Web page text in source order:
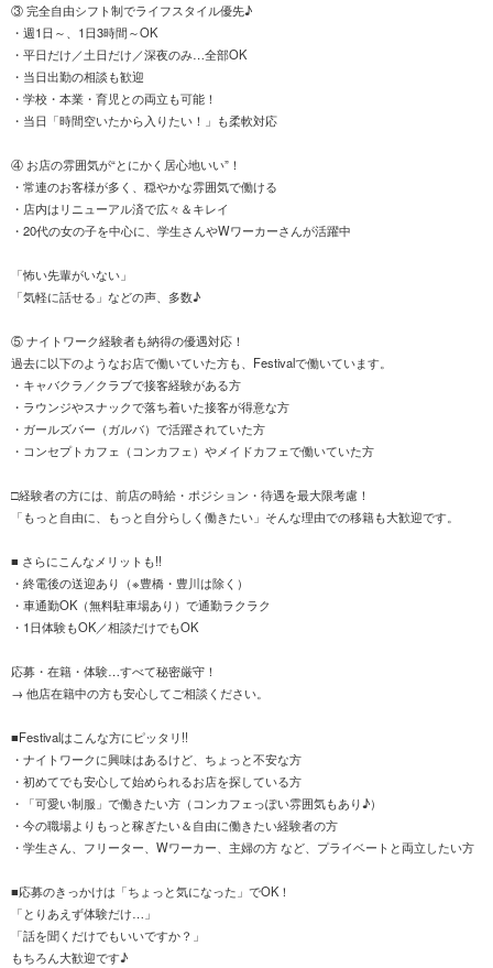
③ 完全自由シフト制でライフスタイル優先♪
・週1日～、1日3時間～OK
・平日だけ／土日だけ／深夜のみ…全部OK
・当日出勤の相談も歓迎
・学校・本業・育児との両立も可能！
・当日「時間空いたから入りたい！」も柔軟対応
④ お店の雰囲気が“とにかく居心地いい”！
・常連のお客様が多く、穏やかな雰囲気で働ける
・店内はリニューアル済で広々＆キレイ
・20代の女の子を中心に、学生さんやWワーカーさんが活躍中
「怖い先輩がいない」
「気軽に話せる」などの声、多数♪
⑤ ナイトワーク経験者も納得の優遇対応！
過去に以下のようなお店で働いていた方も、Festivalで働いています。
・キャバクラ／クラブで接客経験がある方
・ラウンジやスナックで落ち着いた接客が得意な方
・ガールズバー（ガルバ）で活躍されていた方
・コンセプトカフェ（コンカフェ）やメイドカフェで働いていた方
□経験者の方には、前店の時給・ポジション・待遇を最大限考慮！
「もっと自由に、もっと自分らしく働きたい」そんな理由での移籍も大歓迎です。
■ さらにこんなメリットも!!
・終電後の送迎あり（※豊橋・豊川は除く）
・車通勤OK（無料駐車場あり）で通勤ラクラク
・1日体験もOK／相談だけでもOK
応募・在籍・体験…すべて秘密厳守！
→ 他店在籍中の方も安心してご相談ください。
■Festivalはこんな方にピッタリ!!
・ナイトワークに興味はあるけど、ちょっと不安な方
・初めてでも安心して始められるお店を探している方
・「可愛い制服」で働きたい方（コンカフェっぽい雰囲気もあり♪）
・今の職場よりもっと稼ぎたい＆自由に働きたい経験者の方
・学生さん、フリーター、Wワーカー、主婦の方 など、プライベートと両立したい方
■応募のきっかけは「ちょっと気になった」でOK！
「とりあえず体験だけ…」
「話を聞くだけでもいいですか？」
もちろん大歓迎です♪